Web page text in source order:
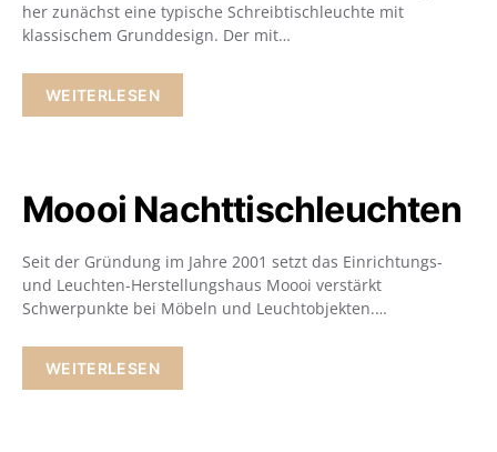
her zunächst eine typische Schreibtischleuchte mit
klassischem Grunddesign. Der mit…
WEITERLESEN
Moooi Nachttischleuchten
Seit der Gründung im Jahre 2001 setzt das Einrichtungs-
und Leuchten-Herstellungshaus Moooi verstärkt
Schwerpunkte bei Möbeln und Leuchtobjekten.…
WEITERLESEN